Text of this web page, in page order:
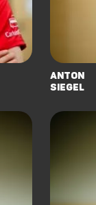
Anton
Siegel